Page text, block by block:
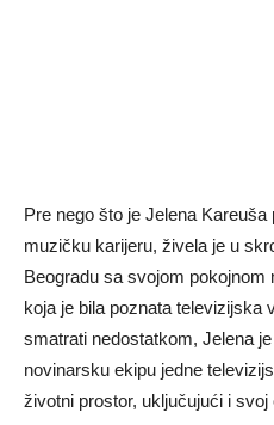
Pre nego što je Jelena
muzičku karijeru, živela je u
Beogradu sa svojom
koja je bila poznata televizijska
smatrati nedostatkom, Jelena
novinarsku ekipu jedne
životni prostor, uključujući i